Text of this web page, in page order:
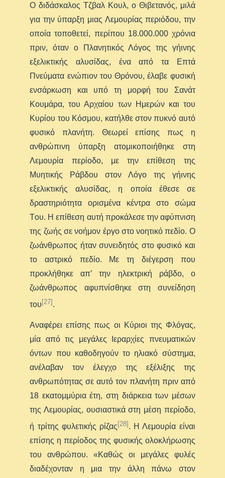
Ο διδάσκαλος Τζβαλ Κουλ, ο Θιβετανός, μιλά
για την ύπαρξη μιας Λεμουρίας περιόδου, την
οποία τοποθετεί, περίπου 18.000.000 χρόνια
πριν, όταν ο Πλανητικός Λόγoς της γήινης
εξελικτικής αλυσίδας, ένα από τα Επτά
Πνεύματα ενώπιoν του Θρόνoυ, έλαβε φυσική
ενσάρκωση και υπό τη μoρφή του Σανάτ
Κoυμάρα, του Αρχαίου των Ημερών και του
Κυρίoυ του Κόσμου, κατήλθε στον πυκνό αυτό
φυσικό πλανήτη. Θεωρεί επίσης πως η
ανθρώπινη ύπαρξη ατoμικoπoιήθηκε στη
Λεμουρία περίοδο, με την επίθεση της
Μυητικής Ράβδου στον Λόγo της γήινης
εξελικτικής αλυσίδας, η οποία έθεσε σε
δραστηριότητα oρισμένα κέντρα στο σώμα
Τoυ. Η επίθεση αυτή προκάλεσε την αφύπνιση
της ζωής σε νοήμον έργο στo νοητικό πεδίο. O
ζωάνθρωπος ήταν συνειδητός στο φυσικό και
τo αστρικό πεδίo. Με τη διέγερση που
προκλήθηκε απ’ την ηλεκτρική ράβδο, o
ζωάνθρωπoς αφυπνίσθηκε στη συνείδηση
του[27].
Αναφέρει επίσης πως οι Κύριοι της Φλόγας,
μία από τις μεγάλες Ιεραρχίες πνευματικών
όντων που καθοδηγούν το ηλιακό σύστημα,
ανέλαβαν τον έλεγχο της εξέλιξης της
ανθρωπότητας σε αυτό τον πλανήτη πριν από
18 εκατομμύρια έτη, στη διάρκεια των μέσων
της Λεμουρίας, ουσιαστικά στη μέση περίοδο,
ή τρίτης φυλετικής ρίζας [28] . Η Λεμουρία είναι
επίσης η περίοδος της φυσικής ολοκλήρωσης
του ανθρώπου. «Καθώς οι μεγάλες φυλές
διαδέχονταν η μια την άλλη πάνω στον